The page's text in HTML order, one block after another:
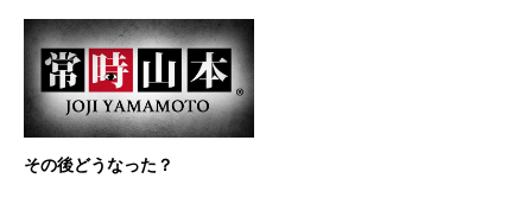
その後どうなった？